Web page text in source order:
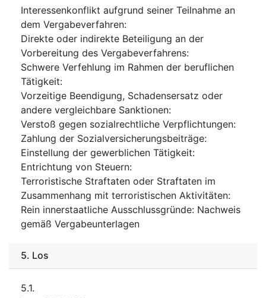
Interessenkonflikt aufgrund seiner Teilnahme an
dem Vergabeverfahren:
Direkte oder indirekte Beteiligung an der
Vorbereitung des Vergabeverfahrens:
Schwere Verfehlung im Rahmen der beruflichen
Tätigkeit:
Vorzeitige Beendigung, Schadensersatz oder
andere vergleichbare Sanktionen:
Verstoß gegen sozialrechtliche Verpflichtungen:
Zahlung der Sozialversicherungsbeiträge:
Einstellung der gewerblichen Tätigkeit:
Entrichtung von Steuern:
Terroristische Straftaten oder Straftaten im
Zusammenhang mit terroristischen Aktivitäten:
Rein innerstaatliche Ausschlussgründe: Nachweis
gemäß Vergabeunterlagen
5. Los
5.1.